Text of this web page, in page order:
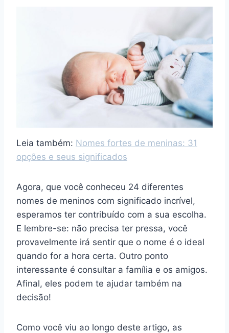
Leia também: Nomes fortes de meninas: 31
opções e seus significados
Agora, que você conheceu 24 diferentes
nomes de meninos com significado incrível,
esperamos ter contribuído com a sua escolha.
E lembre-se: não precisa ter pressa, você
provavelmente irá sentir que o nome é o ideal
quando for a hora certa. Outro ponto
interessante é consultar a família e os amigos.
Afinal, eles podem te ajudar também na
decisão!
Como você viu ao longo deste artigo, as